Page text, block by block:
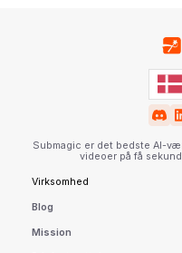
Submagic er det bedste AI-
videoer på få
Virksomhed
Blog
Mission